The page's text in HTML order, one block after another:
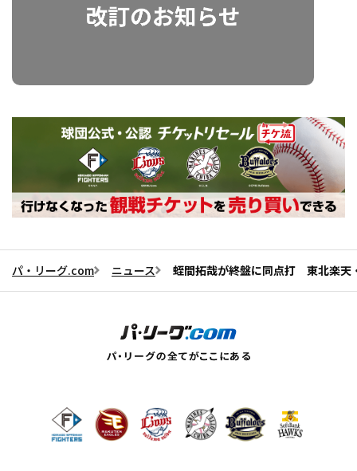
パ・リーグ.com ニュース 蛭間拓哉が終盤に同点打 東北楽天